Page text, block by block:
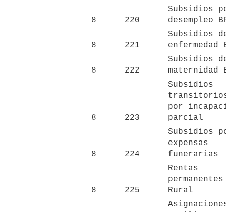
8 220
Subsidios
desempleo
8 221
Subsidios
enfermedad
8 222
Subsidios
maternidad
8 223
Subsidios
por
parcial
8 224
Subsidios
expensas
funerarias
8 225
Rentas
permanentes
Rural